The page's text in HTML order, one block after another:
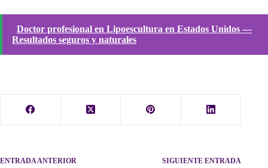
Doctor profesional en Lipoescultura en Estados Unidos —
Resultados seguros y naturales
ENTRADAANTERIOR SIGUIENTEENTRADA